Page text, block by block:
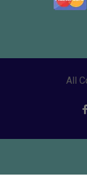
All